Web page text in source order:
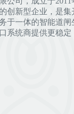
创新型企业，是集
于一体的智能道闸
系统商提供更稳定